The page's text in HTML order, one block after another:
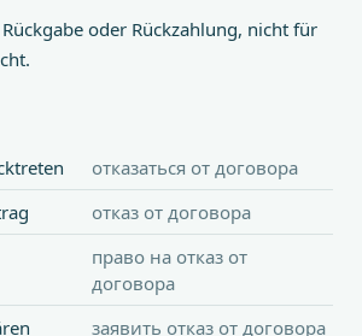
oder Rückzahlung, nicht für
отказаться от договора
отказ от договора
право на отказ от
договора
заявить отказ от договора